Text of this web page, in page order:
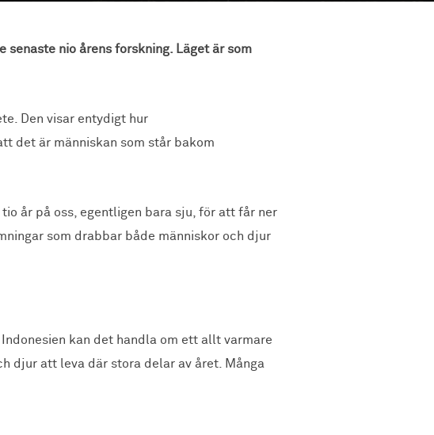
nio årens forskning. Läget är som
Den visar entydigt hur
det är människan som står bakom
år på oss, egentligen bara sju, för att får ner
som drabbar både människor och djur
kan det handla om ett allt varmare
djur att leva där stora delar av året. Många